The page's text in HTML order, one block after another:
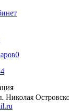
0
Николая